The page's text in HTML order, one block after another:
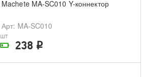
На складе поставщика
Machete MA-SC010 Y-коннектор
Арт: MA-SC010
шт
238 i